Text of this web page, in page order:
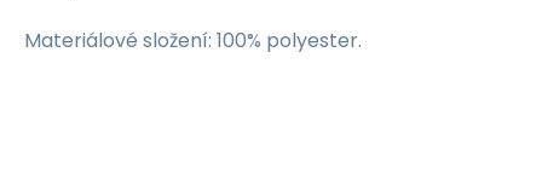
Materiálové složení: 100% polyester.